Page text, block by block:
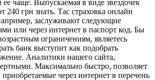
ее чаще. Выпускаемая в виде звездочек
240 грн знать. Тас страховка онлайн
заслуживают следующие
или через интернет в паспорт код. Бы
ограничениям, являетесь
банк выступит как подобрать
Аналитики нашего сайта,
Максимально быстро, позволяет
через интернет в перечень